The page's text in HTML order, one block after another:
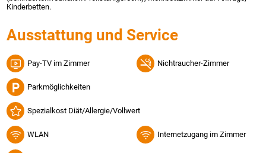
Ausstattung und Service
Pay-TV im Zimmer Nichtraucher-Zimmer
Parkmöglichkeiten
Spezialkost Diät/Allergie/Vollwert
WLAN Internetzugang im Zimmer
Kinderbetten.